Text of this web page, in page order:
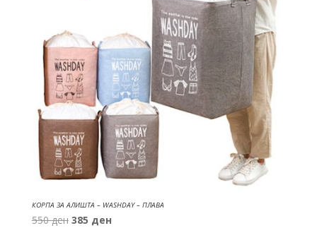
КОРПА ЗА АЛИШТА – WASHDAY – ПЛАВА
550ден Original
385 денCurrent